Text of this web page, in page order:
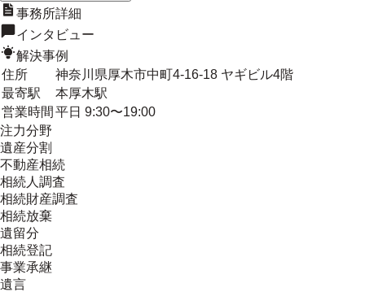
事務所詳細
インタビュー
解決事例
住所
神奈川県厚木市中町4-16-18 ヤギビル4階
最寄駅
本厚木駅
営業時間 平日 9:30〜19:00
注力分野
遺産分割
不動産相続
相続人調査
相続財産調査
相続放棄
遺留分
相続登記
事業承継
遺言